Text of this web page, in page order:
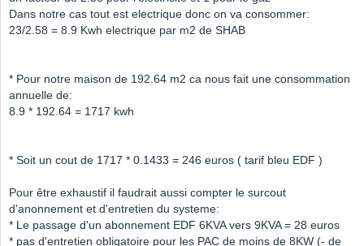
Dans notre cas tout est electrique donc on va consommer:
23/2.58 = 8.9 Kwh electrique par m2 de SHAB
* Pour notre maison de 192.64 m2 ca nous fait une consommation
annuelle de:
8.9 * 192.64 = 1717 kwh
* Soit un cout de 1717 * 0.1433 = 246 euros ( tarif bleu EDF )
Pour être exhaustif il faudrait aussi compter le surcout
d'anonnement et d'entretien du systeme:
* Le passage d'un abonnement EDF 6KVA vers 9KVA = 28 euros
* pas d'entretien obligatoire pour les PAC de moins de 8KW (- de